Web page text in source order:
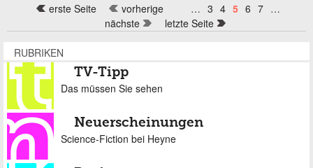
Seitenerste Seite vorherige … 3 4 5 6 7 …
nächste
letzte Seite
RUBRIKEN
TV-Tipp
Das müssen Sie sehen
Neuerscheinungen
Science-Fiction bei Heyne